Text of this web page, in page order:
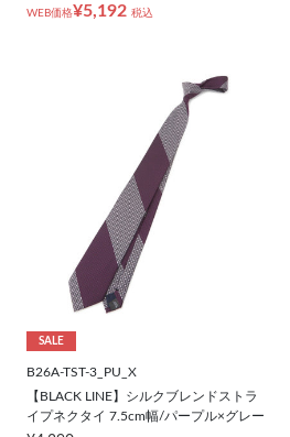
WEB価格¥5,192 税込
SALE
B26A-TST-3_PU_X
【BLACK LINE】シルクブレンドストラ
イプネクタイ 7.5cm幅/パープル×グレー